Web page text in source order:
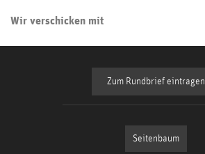
Wir verschicken mit
Zum Rundbrief eintragen
Seitenbaum